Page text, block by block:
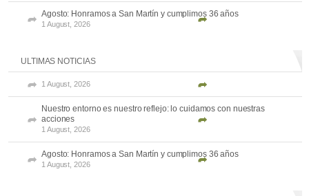
Agosto: Honramos a San Martín y cumplimos 36 años
1 August, 2026
ULTIMAS NOTICIAS
1 August, 2026
Nuestro entorno es nuestro reflejo: lo cuidamos con nuestras
acciones
1 August, 2026
Agosto: Honramos a San Martín y cumplimos 36 años
1 August, 2026